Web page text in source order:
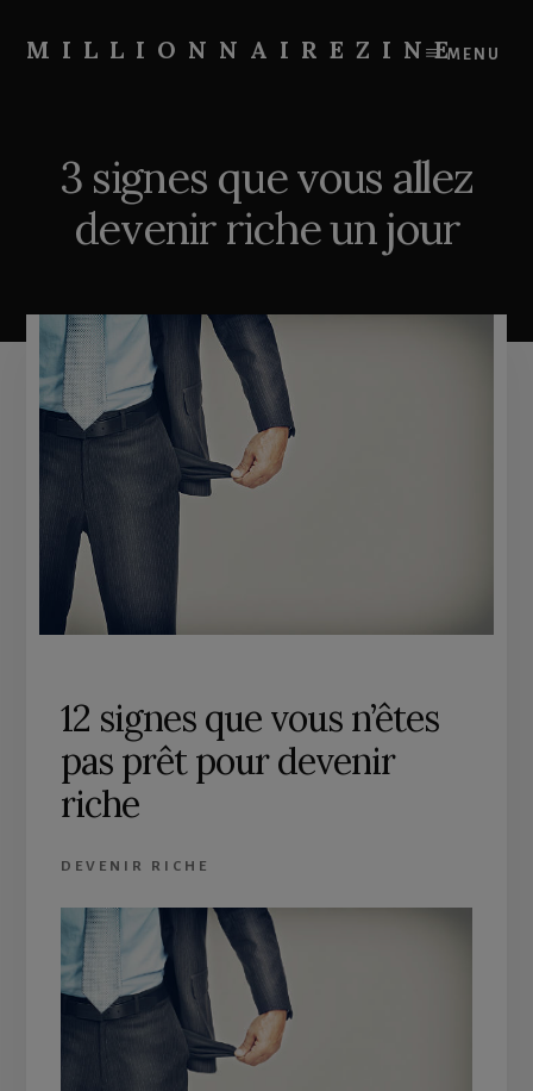
content
primary
MILLIONNAIREZINE
devenir
MENU
3 signes que vous allez
devenir riche un jour
12 signes que vous n’êtes
pas prêt pour devenir
riche
DEVENIR RICHE